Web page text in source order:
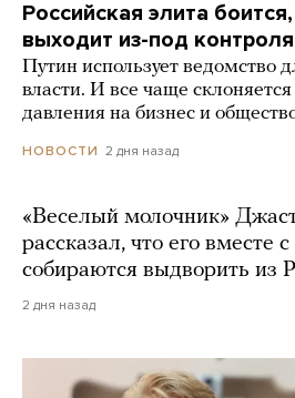
Российская элита
выходит из-под контроля
Путин использует ведомство
власти. И все чаще
давления на бизнес и
НОВОСТИ 2 дня назад
«Веселый молочник»
рассказал, что его вместе
собираются выдворить из
2 дня назад